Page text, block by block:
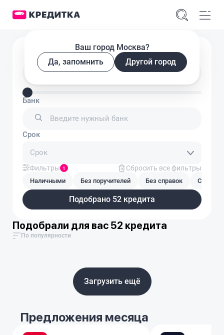
Ваш город Москва?
Да, запомнить
Другой город
Подобрать кредит
Введите сумму кредита
Банк
Срок
Срок
Фильтры 1 Сбросить все фильтры
Наличными Без поручителей Без справок С
Подобрано 52 кредита
Подобрали для вас 52 кредита
По популярности
Загрузить ещё
Предложения месяца